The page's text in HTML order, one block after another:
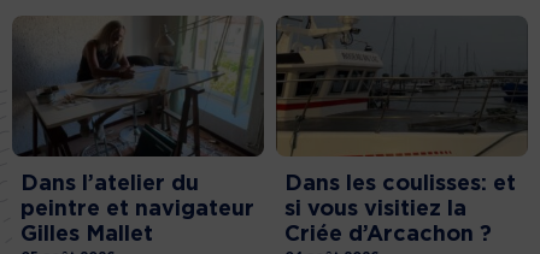
Dans l’atelier du
peintre et navigateur
Gilles Mallet
Dans les coulisses: et
si vous visitiez la
Criée d’Arcachon ?